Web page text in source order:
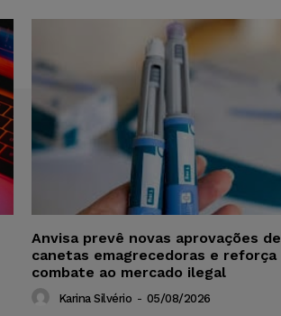
Anvisa prevê novas aprovações de
canetas emagrecedoras e reforça
combate ao mercado ilegal
Karina Silvério - 05/08/2026